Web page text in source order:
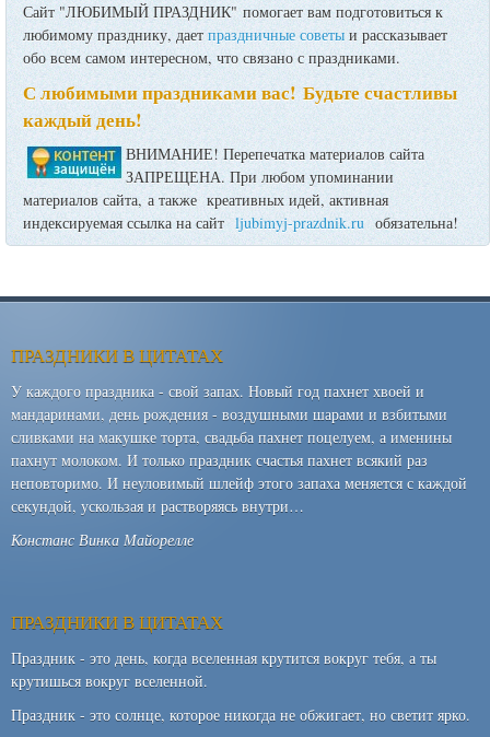
Сайт "ЛЮБИМЫЙ ПРАЗДНИК" помогает вам подготовиться к
любимому празднику, даетпраздничные советы и рассказывает
обо всем самом интересном, что связано с праздниками.
С любимыми праздниками вас! Будьте счастливы
каждый день!
ВНИМАНИЕ! Перепечатка материалов сайта
ЗАПРЕЩЕНА. При любом упоминании
материалов сайта, а также креативных идей, активная
индексируемая ссылка на сайт ljubimyj-prazdnik.ruобязательна!
ПРАЗДНИКИ В ЦИТАТАХ
У каждого праздника - свой запах. Новый год пахнет хвоей и
мандаринами, день рождения - воздушными шарами и взбитыми
сливками на макушке торта, свадьба пахнет поцелуем, а именины
пахнут молоком. И только праздник счастья пахнет всякий раз
неповторимо. И неуловимый шлейф этого запаха меняется с каждой
секундой, ускользая и растворяясь внутри…
Констанс Винка Майорелле
ПРАЗДНИКИ В ЦИТАТАХ
Праздник - это день, когда вселенная крутится вокруг тебя, а ты
крутишься вокруг вселенной.
Праздник - это солнце, которое никогда не обжигает, но светит ярко.